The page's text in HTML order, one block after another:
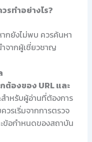
รทำอย่างไร?
กยังไม่พบ ควรค้นหา
จากผู้เชี่ยวชาญ
องของ URL และ
สำหรับผู้อ่านที่ต้องการ
วรเริ่มจากการตรวจ
ข้อกำหนดของสถาบัน